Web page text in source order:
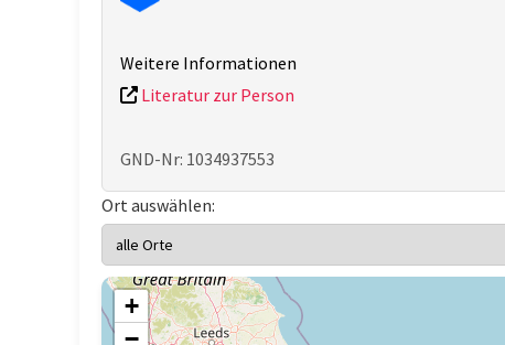
Weitere Informationen
Literatur zur Person
GND-Nr: 1034937553
Ort auswählen:
+
−